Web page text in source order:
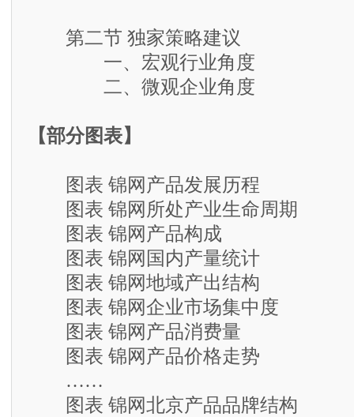
第二节 独家策略建议
一、宏观行业角度
二、微观企业角度
【部分图表】
图表 锦网产品发展历程
图表 锦网所处产业生命周期
图表 锦网产品构成
图表 锦网国内产量统计
图表 锦网地域产出结构
图表 锦网企业市场集中度
图表 锦网产品消费量
图表 锦网产品价格走势
……
图表 锦网北京产品品牌结构